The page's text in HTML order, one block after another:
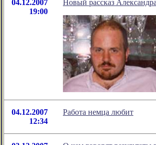
04.12.2007
19:00
Новый рассказ
04.12.2007
12:34
Работа немца любит